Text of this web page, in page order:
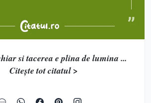
si tacerea e plina de lumina ...
Citește tot citatul >